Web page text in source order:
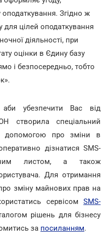
Згідно ж
для цілей оподаткування
діяльності, при
оцінки в Єдину базу
і безпосередньо, тобто
убезпечити Вас від
створила спеціальний
про зміни в
дізнатися SMS-
листом, а також
Для отримання
зміну майнових прав на
сервісом SMS-
рішень для бізнесу
за посиланням.